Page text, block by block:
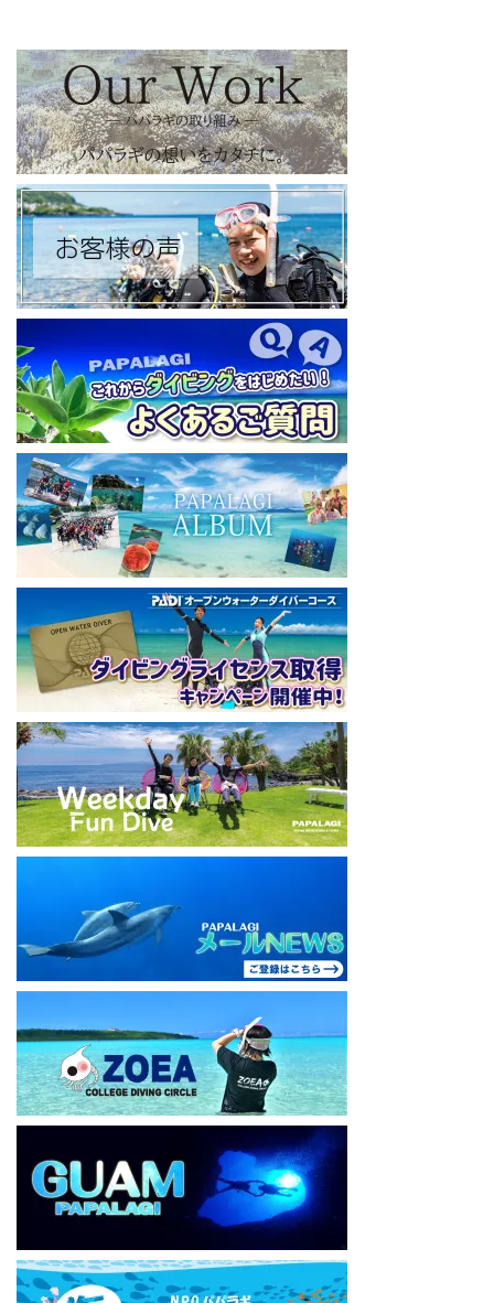
日々の活動状況や報告はXで公開中！
https://x.com/papalagidivers?s=20
【パパラギダイビングスクール Blog
】
お得なイベント告知やツアー情報を知りたい方へ
https://papalagi-blog.com/
◆YouTubeチャンネル登録はコチラから
https://www.youtube.com/channel/UCYG3vspMIHdLQaKA7XNIjD
◆各地の水中世界を紹介するチャンネル、その名も「水中世界」
（サブチャンネル）
https://www.youtube.com/@user-mw1pw2jb4j
【初心者ダイビングライセンスコースはコチラ】
https://www.papalagi.co.jp/databox/data.php/campaign_owd_ja/c
ode
====================================
パパラギダイビングスクール
藤沢本店
神奈川県藤沢市 南藤沢10-4
本社企画部
0466-26-6101
====================================
#ダイビングライセンス #ダイビング #スキューバダイビング